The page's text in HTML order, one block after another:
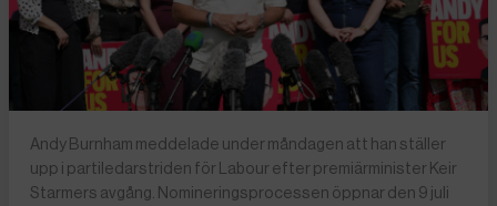
Andy Burnham meddelade under måndagen att han ställer
upp i partiledarstriden för Labour efter premiärminister Keir
Starmers avgång. Nomineringsprocessen öppnar den 9 juli